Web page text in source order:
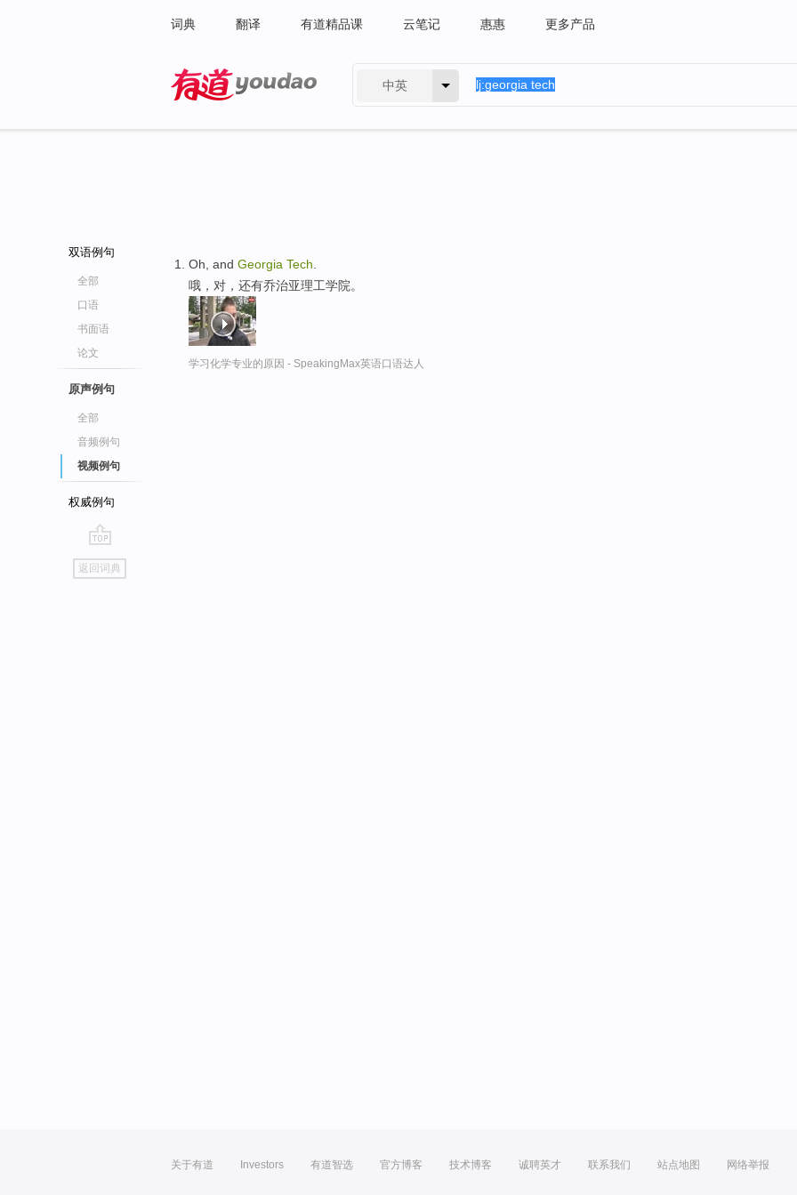
词典 翻译 有道精品课 云笔记 惠惠 更多产品
中英
双语例句
全部
口语
书面语
论文
原声例句
全部
音频例句
视频例句
权威例句
go
top
返回词典
Oh, and Georgia Tech
哦，对，还有乔治亚理工学院。
学习化学专业的原因 - SpeakingMax英语口语达人
关于有道 Investors 有道智选 官方博客 技术博客 诚聘英才 联系我们 站点地图 网络举报